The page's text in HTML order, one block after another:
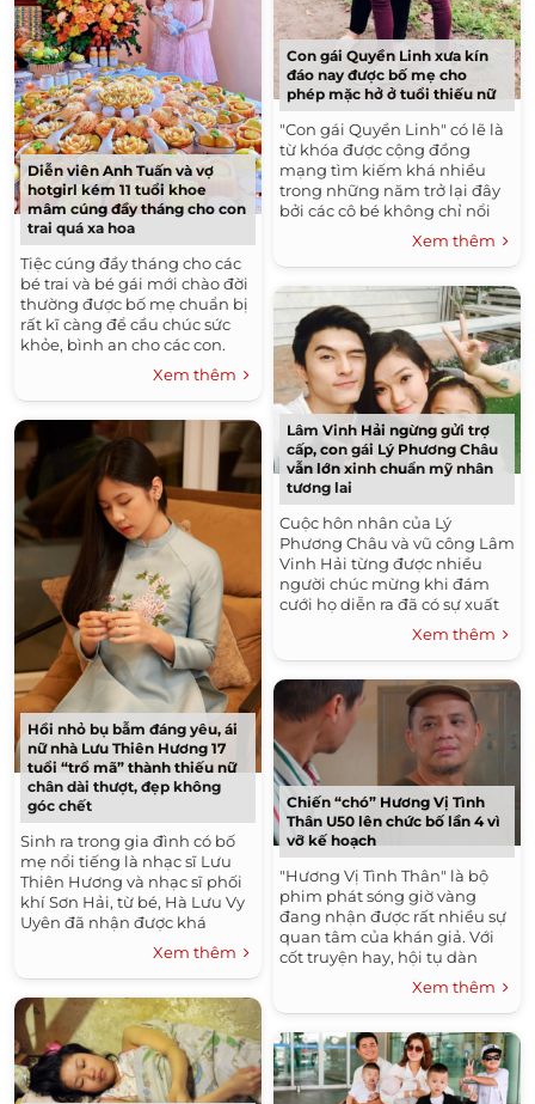
Diễn viên Anh Tuấn và vợ
hotgirl kém 11 tuổi khoe
mâm cúng đầy tháng cho con
trai quá xa hoa
Tiệc cúng đầy tháng cho các
bé trai và bé gái mới chào đời
thường được bố mẹ chuẩn bị
rất kĩ càng để cầu chúc sức
khỏe, bình an cho các con.
Mới đây vợ chồng nam diễn
Xem thêm
Hồi nhỏ bụ bẫm đáng yêu, ái
nữ nhà Lưu Thiên Hương 17
tuổi “trổ mã” thành thiếu nữ
chân dài thượt, đẹp không
góc chết
Sinh ra trong gia đình có bố
mẹ nổi tiếng là nhạc sĩ Lưu
Thiên Hương và nhạc sĩ phối
khí Sơn Hải, từ bé, Hà Lưu Vy
Uyên đã nhận được khá
nhiều sự chú ý của mọi người
Xem thêm
Con gái Quyền Linh xưa kín
đáo nay được bố mẹ cho
phép mặc hở ở tuổi thiếu nữ
"Con gái Quyền Linh" có lẽ là
từ khóa được cộng đồng
mạng tìm kiếm khá nhiều
trong những năm trở lại đây
bởi các cô bé không chỉ nổi
tiếng vì là con của nam MC,
diễn viên mà còn thu hút...
Xem thêm
Lâm Vinh Hải ngừng gửi trợ
cấp, con gái Lý Phương Châu
vẫn lớn xinh chuẩn mỹ nhân
tương lai
Cuộc hôn nhân của Lý
Phương Châu và vũ công Lâm
Vinh Hải từng được nhiều
người chúc mừng khi đám
cưới họ diễn ra đã có sự xuất
hiện của thiên thần nhỏ Kỳ Kỳ
chứng kiến. Cô bé...
Xem thêm
Chiến “chó” Hương Vị Tình
Thân U50 lên chức bố lần 4 vì
vỡ kế hoạch
"Hương Vị Tình Thân" là bộ
phim phát sóng giờ vàng
đang nhận được rất nhiều sự
quan tâm của khán giả. Với
cốt truyện hay, hội tụ dàn
diễn viên đình đám cùng
những diễn biến hấp dẫn,...
Xem thêm